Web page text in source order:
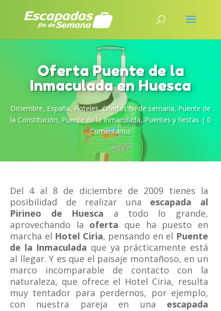
Oferta Puente de la
Inmaculada en Huesca
Diciembre, España, Hoteles,Ofertas fin de semana, Puente de
la Constitución, Puente de la Inmaculada, Puentes y fiestas| 0
Comentarios
Del 4 al 8 de diciembre de 2009 tienes la
posibilidad de realizar una escapada al
Pirineo de Huesca a todo lo grande,
aprovechando la oferta que ha puesto en
marcha el Hotel Ciria, pensando en el Puente
de la Inmaculada que ya prácticamente está
al llegar. Y es que el paisaje montañoso, en un
marco incomparable de contacto con la
naturaleza, que ofrece el Hotel Ciria, resulta
muy tentador para perdernos, por ejemplo,
con nuestra pareja en una escapada